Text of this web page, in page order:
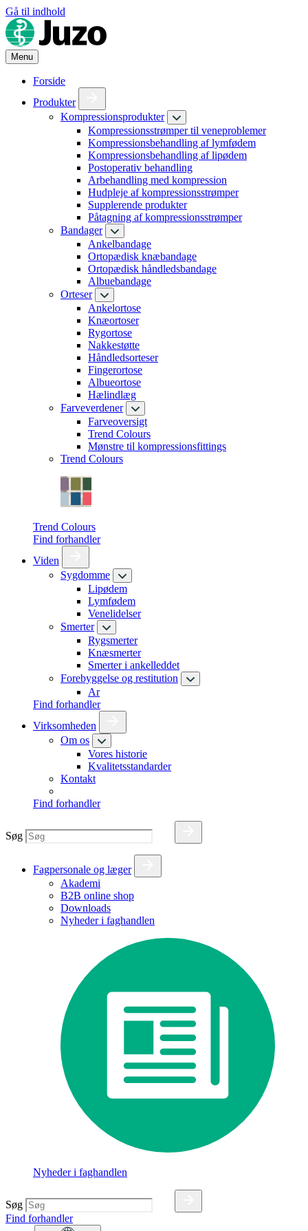
Gå til indhold
Menu
Forside
Produkter
Kompressionsprodukter
Kompressionsstrømper til veneproblemer
Kompressionsbehandling af lymfødem
Kompressionsbehandling af lipødem
Postoperativ behandling
Arbehandling med kompression
Hudpleje af kompressionsstrømper
Supplerende produkter
Påtagning af kompressionsstrømper
Bandager
Ankelbandage
Ortopædisk knæbandage
Ortopædisk håndledsbandage
Albuebandage
Orteser
Ankelortose
Knæortoser
Rygortose
Nakkestøtte
Håndledsorteser
Fingerortose
Albueortose
Hælindlæg
Farveverdener
Farveoversigt
Trend Colours
Mønstre til kompressionsfittings
Trend Colours
Trend Colours
Find forhandler
Viden
Sygdomme
Lipødem
Lymfødem
Venelidelser
Smerter
Rygsmerter
Knæsmerter
Smerter i ankelleddet
Forebyggelse og restitution
Ar
Find forhandler
Virksomheden
Om os
Vores historie
Kvalitetsstandarder
Kontakt
Find forhandler
Søg
Fagpersonale og læger
Akademi
B2B online shop
Downloads
Nyheder i faghandlen
Nyheder i faghandlen
Søg
Find forhandler